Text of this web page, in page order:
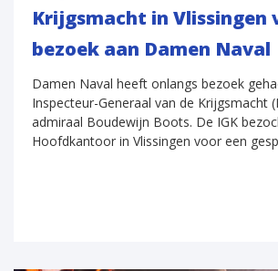
Krijgsmacht in Vlissingen
bezoek aan Damen Naval
Damen Naval heeft onlangs bezoek
Inspecteur-Generaal van de Krijgsmacht
admiraal Boudewijn Boots. De IGK
Hoofdkantoor in Vlissingen voor een